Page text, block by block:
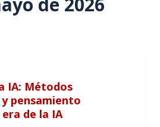
IA: Métodos
pensamiento
de la IA